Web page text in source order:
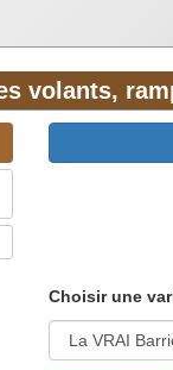
volants,
Choisir une